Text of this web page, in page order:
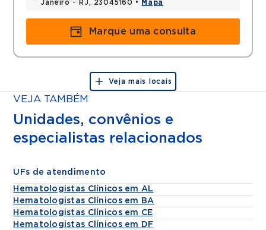
Janeiro - RJ, 23045160 •
Mapa
Marque uma consulta
Veja mais locais
VEJA TAMBÉM
Unidades, convênios e
especialistas relacionados
UFs de atendimento
Hematologistas Clínicos em AL
Hematologistas Clínicos em BA
Hematologistas Clínicos em CE
Hematologistas Clínicos em DF